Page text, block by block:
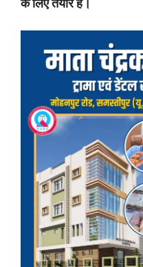
के लिए तैयार है।